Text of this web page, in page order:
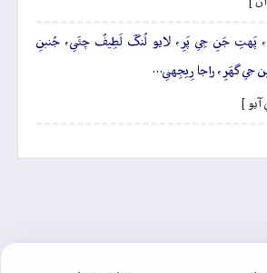
پَهتِ جَنِ جِي پَرِ، لايو لُنگَ لَطِيفُ چئَي، جُنبنِ
جي گهَرِ، راجا رِيجِهي…
]